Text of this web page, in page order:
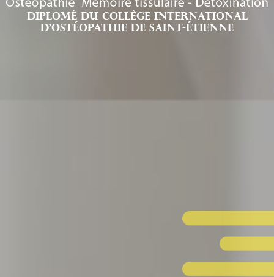
Diplomé du collège international
d’ostéopathie de saint-étienne